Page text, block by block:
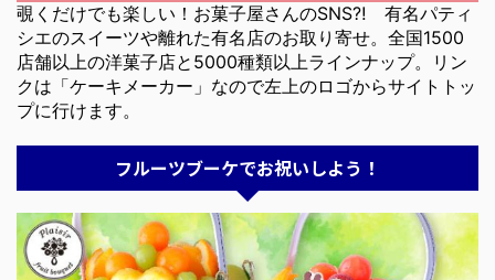
覗くだけでも楽しい！お菓子屋さんのSNS⁈ 有名パティ
シエのスイーツや離れた有名店のお取り寄せ。全国1500
店舗以上の洋菓子店と5000種類以上ラインナップ。リン
クは「ケーキメーカー」なので左上のロゴからサイトトッ
プに行けます。
フルーツブーケでお祝いしよう！